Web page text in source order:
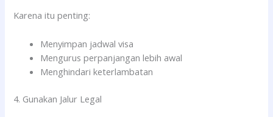
Karena itu penting:
Menyimpan jadwal visa
Mengurus perpanjangan lebih awal
Menghindari keterlambatan
4. Gunakan Jalur Legal